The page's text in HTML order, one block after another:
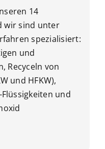
14
wir sind unter
spezialisiert:
und
Recyceln von
und HFKW),
und